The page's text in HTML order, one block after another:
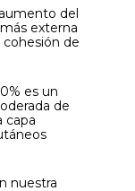
del
externa
cohesión de
es un
de
capa
nuestra